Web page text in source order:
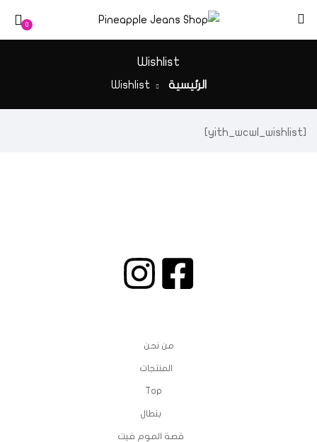
0
Wishlist
الرئيسية Wishlist
[yith_wcwl_wishlist]
من نحن
المنتجات
Top
بنطال
قصة الموم فيت